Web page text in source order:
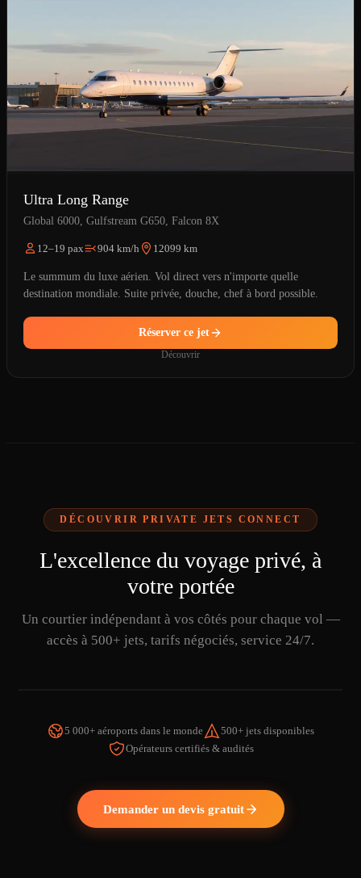
Ultra Long Range
Global 6000, Gulfstream G650, Falcon 8X
12–19 pax 904 km/h 12099 km
Le summum du luxe aérien. Vol direct vers n'importe quelle
destination mondiale. Suite privée, douche, chef à bord possible.
Réserver ce jet
Découvrir
DÉCOUVRIR PRIVATE JETS CONNECT
L'excellence du voyage privé, à
votre portée
Un courtier indépendant à vos côtés pour chaque vol —
accès à 500+ jets, tarifs négociés, service 24/7.
REGARDER LA VIDÉO
5 000+ aéroports dans le monde
500+ jets disponibles
Opérateurs certifiés & audités
Demander un devis gratuit